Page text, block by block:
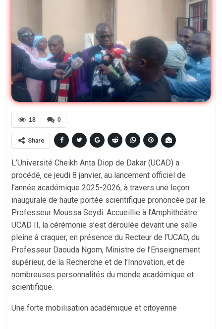
0
18
Share
L’Université Cheikh Anta Diop de Dakar (UCAD) a
procédé, ce jeudi 8 janvier, au lancement officiel de
l’année académique 2025-2026, à travers une leçon
inaugurale de haute portée scientifique prononcée par le
Professeur Moussa Seydi. Accueillie à l’Amphithéâtre
UCAD II, la cérémonie s’est déroulée devant une salle
pleine à craquer, en présence du Recteur de l’UCAD, du
Professeur Daouda Ngom, Ministre de l’Enseignement
supérieur, de la Recherche et de l’Innovation, et de
nombreuses personnalités du monde académique et
scientifique.
Une forte mobilisation académique et citoyenne